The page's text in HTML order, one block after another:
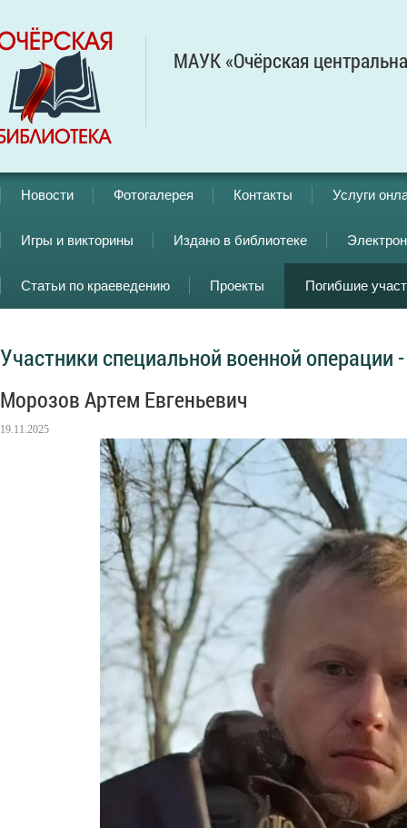
МАУК «Очёрская
Новости Фотогалерея Контакты Услуги
Игры и викторины Издано в библиотеке
Статьи по краеведению Проекты Погибшие
Участники специальной военной операции
Морозов Артем Евгеньевич
19.11.2025